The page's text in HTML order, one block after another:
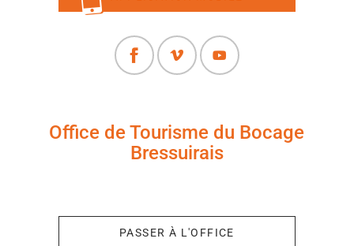
Office de Tourisme du Bocage
Bressuirais
PASSER À L'OFFICE